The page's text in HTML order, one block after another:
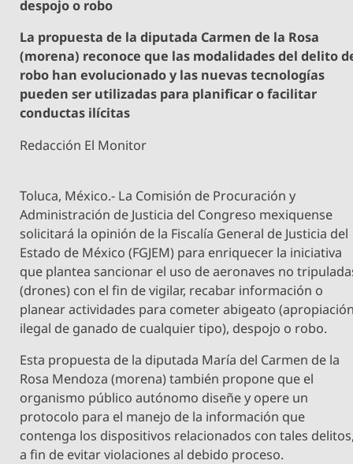
despojo o robo
La propuesta de la diputada Carmen de la Rosa
(morena) reconoce que las modalidades del delito
robo han evolucionado y las nuevas tecnologías
pueden ser utilizadas para planificar o facilitar
conductas ilícitas
Redacción El Monitor
Toluca, México.- La Comisión de Procuración y
Administración de Justicia del Congreso mexiquense
solicitará la opinión de la Fiscalía General de Justicia del
Estado de México (FGJEM) para enriquecer la iniciativa
que plantea sancionar el uso de aeronaves no
(drones) con el fin de vigilar, recabar información o
planear actividades para cometer abigeato
ilegal de ganado de cualquier tipo), despojo o robo.
Esta propuesta de la diputada María del Carmen de la
Rosa Mendoza (morena) también propone que el
organismo público autónomo diseñe y opere un
protocolo para el manejo de la información que
contenga los dispositivos relacionados con tales
a fin de evitar violaciones al debido proceso.